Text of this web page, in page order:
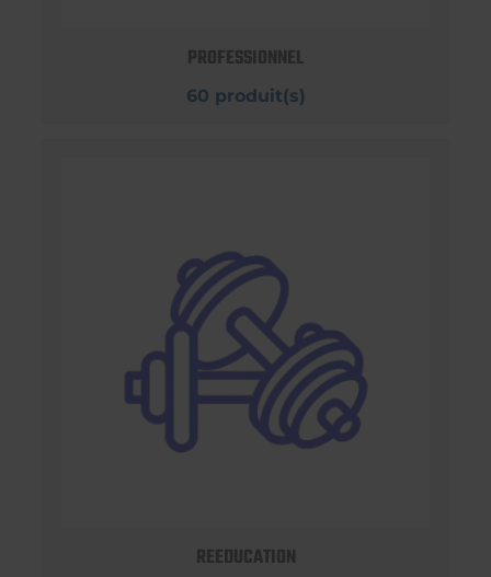
PROFESSIONNEL
60 produit(s)
REEDUCATION